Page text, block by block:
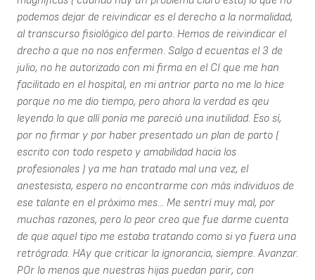
podemos dejar de reivindicar es el derecho a la normalidad,
al transcurso fisiológico del parto. Hemos de reivindicar el
drecho a que no nos enfermen. Salgo d ecuentas el 3 de
julio, no he autorizado con mi firma en el CI que me han
facilitado en el hospital, en mi antrior parto no me lo hice
porque no me dio tiempo, pero ahora la verdad es qeu
leyendo lo que allí ponía me pareció una inutilidad. Eso sí,
por no firmar y por haber presentado un plan de parto (
escrito con todo respeto y amabilidad hacia los
profesionales ) ya me han tratado mal una vez, el
anestesista, espero no encontrarme con más individuos de
ese talante en el próximo mes... Me sentrí muy mal, por
muchas razones, pero lo peor creo que fue darme cuenta
de que aquel tipo me estaba tratando como si yo fuera una
retrógrada. HAy que criticar la ignorancia, siempre. Avanzar.
POr lo menos que nuestras hijas puedan parir, con